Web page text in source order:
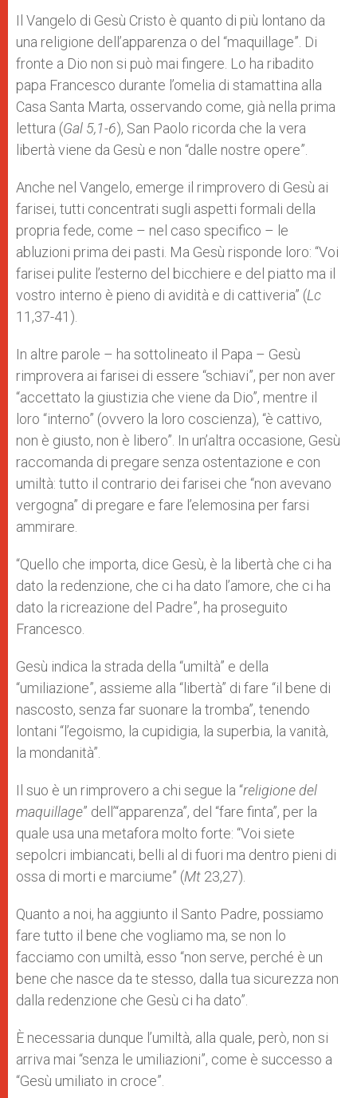
p
p
g
e
r
o
k
r
Il Vangelo di Gesù Cristo è quanto di più lontano da
una religione dell’apparenza o del “maquillage”. Di
fronte a Dio non si può mai fingere. Lo ha ribadito
papa Francesco durante l’omelia di stamattina alla
Casa Santa Marta, osservando come, già nella prima
lettura (Gal 5,1-6), San Paolo ricorda che la vera
libertà viene da Gesù e non “dalle nostre opere”.
Anche nel Vangelo, emerge il rimprovero di Gesù ai
farisei, tutti concentrati sugli aspetti formali della
propria fede, come – nel caso specifico – le
abluzioni prima dei pasti. Ma Gesù risponde loro: “Voi
farisei pulite l’esterno del bicchiere e del piatto ma il
vostro interno è pieno di avidità e di cattiveria” (Lc
11,37-41).
In altre parole – ha sottolineato il Papa – Gesù
rimprovera ai farisei di essere “schiavi”, per non aver
“accettato la giustizia che viene da Dio”, mentre il
loro “interno” (ovvero la loro coscienza), “è cattivo,
non è giusto, non è libero”. In un’altra occasione, Gesù
raccomanda di pregare senza ostentazione e con
umiltà: tutto il contrario dei farisei che “non avevano
vergogna” di pregare e fare l’elemosina per farsi
ammirare.
“Quello che importa, dice Gesù, è la libertà che ci ha
dato la redenzione, che ci ha dato l’amore, che ci ha
dato la ricreazione del Padre”, ha proseguito
Francesco.
Gesù indica la strada della “umiltà” e della
“umiliazione”, assieme alla “libertà” di fare “il bene di
nascosto, senza far suonare la tromba”, tenendo
lontani “l’egoismo, la cupidigia, la superbia, la vanità,
la mondanità”.
Il suo è un rimprovero a chi segue la “religione del
maquillage” dell’“apparenza”, del “fare finta”, per la
quale usa una metafora molto forte: “Voi siete
sepolcri imbiancati, belli al di fuori ma dentro pieni di
ossa di morti e marciume” (Mt 23,27).
Quanto a noi, ha aggiunto il Santo Padre, possiamo
fare tutto il bene che vogliamo ma, se non lo
facciamo con umiltà, esso “non serve, perché è un
bene che nasce da te stesso, dalla tua sicurezza non
dalla redenzione che Gesù ci ha dato”.
È necessaria dunque l’umiltà, alla quale, però, non si
arriva mai “senza le umiliazioni”, come è successo a
“Gesù umiliato in croce”.